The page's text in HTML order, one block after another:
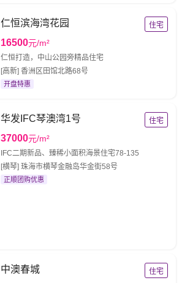
仁恒滨海湾花园 住宅
16500元/m²
仁恒打造，中山公园旁精品住宅
[高新] 香洲区田馆北路68号
开盘特惠
华发IFC琴澳湾1号 住宅
37000元/m²
IFC二期新品、臻稀小面积海景住宅78-135
[横琴] 珠海市横琴金融岛华金街58号
正顺团购优惠
中澳春城 住宅